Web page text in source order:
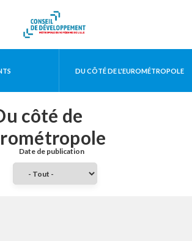
DU CÔTÉ DE L'EUROMÉTROPOLE
côté de